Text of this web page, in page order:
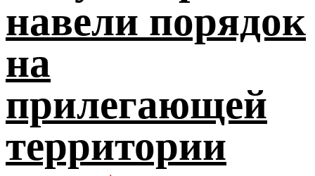
навели порядок
на
прилегающей
территории